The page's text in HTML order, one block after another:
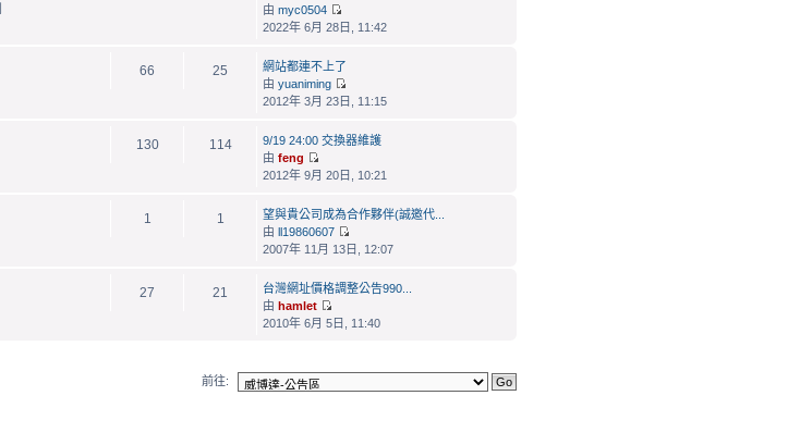
由myc0504
2022年 6月 28日, 11:42
66 25
網站都連不上了
由yuaniming
2012年 3月 23日, 11:15
130 114
9/19 24:00 交換器維護
由feng
2012年 9月 20日, 10:21
1 1
望與貴公司成為合作夥伴(誠邀代...
由ll19860607
2007年 11月 13日, 12:07
27 21
台灣網址價格調整公告990...
由hamlet
2010年 6月 5日, 11:40
前往: